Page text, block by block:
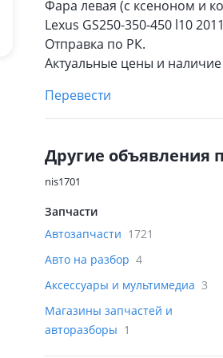
Фара левая (с ксеноном и
Lexus GS250-350-450 l10
Отправка по РК.
Актуальные цены и
Перевести
Другие объявления
nis1701
Запчасти
Автозапчасти 1721
Авто на разбор 4
Аксессуары и мультимедиа 3
Магазины запчастей и
авторазборы 1